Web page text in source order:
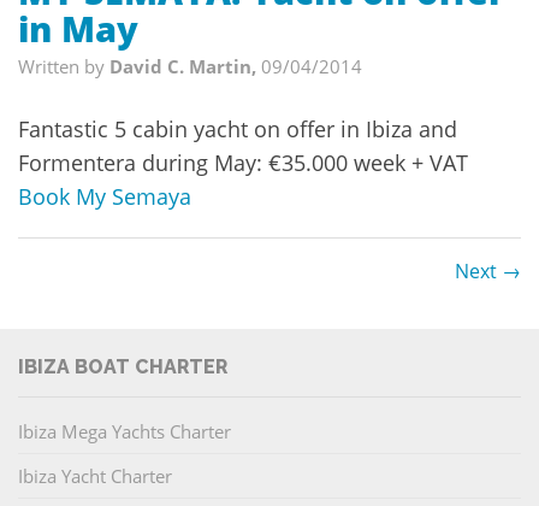
in May
Written by David C. Martin, 09/04/2014
Fantastic 5 cabin yacht on offer in Ibiza and
Formentera during May: €35.000 week + VAT
Book My Semaya
Next →
IBIZA BOAT CHARTER
Ibiza Mega Yachts Charter
Ibiza Yacht Charter